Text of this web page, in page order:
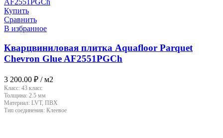
Купить
Сравнить
В избранное
Кварцвиниловая плитка Aquafloor Parquet
Chevron Glue AF2551PGCh
3 200.00 ₽ / м2
Класс: 43 класс
Толщина: 2.5 мм
Материал: LVT, ПВХ
Тип соединения: Клеевое